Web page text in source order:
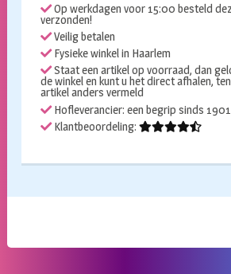
aantal
Op werkdagen voor 15:00 besteld
verzonden!
Veilig betalen
Fysieke winkel in Haarlem
Staat een artikel op voorraad, dan
de winkel en kunt u het direct afhalen,
artikel anders vermeld
Hofleverancier: een begrip sinds 1901
Klantbeoordeling: